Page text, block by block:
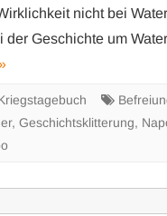
nicht bei
der Geschichte um
, Geschichtsklitterung,